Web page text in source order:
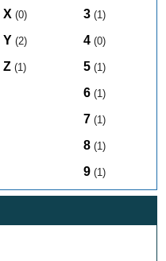
X (0)
Y (2)
Z (1)
3 (1)
4 (0)
5 (1)
6 (1)
7 (1)
8 (1)
9 (1)